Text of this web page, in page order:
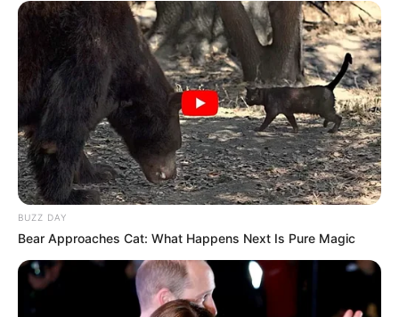
BUZZ DAY
Bear Approaches Cat: What Happens Next Is Pure Magic